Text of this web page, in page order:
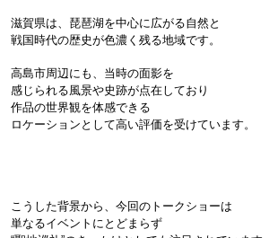
滋賀県は、琵琶湖を中心に広がる自然と
戦国時代の歴史が色濃く残る地域です。
高島市周辺にも、当時の面影を
感じられる風景や史跡が点在しており
作品の世界観を体感できる
ロケーションとして高い評価を受けています。
こうした背景から、今回のトークショーは
単なるイベントにとどまらず